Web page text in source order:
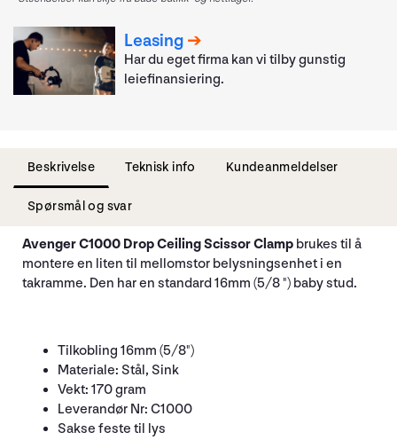
Leasing
Har du eget firma kan vi tilby gunstig
leiefinansiering.
Beskrivelse Teknisk info Kundeanmeldelser
Spørsmål og svar
Avenger C1000 Drop Ceiling Scissor Clamp brukes til å
montere en liten til mellomstor belysningsenhet i en
takramme. Den har en standard 16mm (5/8 ") baby stud.
Tilkobling 16mm (5/8")
Materiale: Stål, Sink
Vekt: 170 gram
Leverandør Nr: C1000
Sakse feste til lys